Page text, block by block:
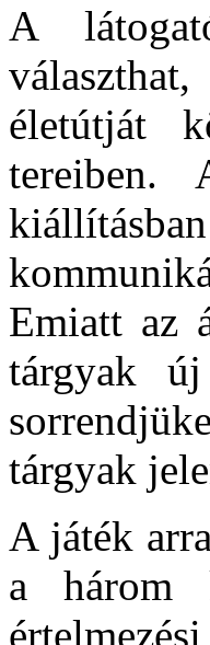
A
életútját
tereiben.
Emiatt az
tárgyak
tárgyak
A játék
a három